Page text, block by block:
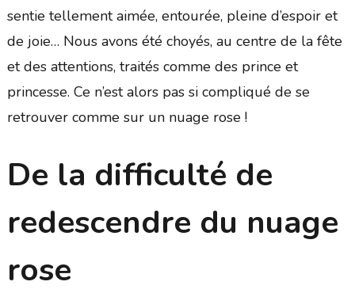
sentie tellement aimée, entourée, pleine d’espoir et
de joie… Nous avons été choyés, au centre de la fête
et des attentions, traités comme des prince et
princesse. Ce n’est alors pas si compliqué de se
retrouver comme sur un nuage rose !
De la difficulté de
redescendre du nuage
rose